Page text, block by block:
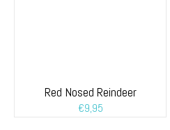
Red Nosed Reindeer
€9,95